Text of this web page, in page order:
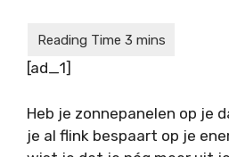
[ad_1]
Heb je zonnepanelen op je
je al flink bespaart op je